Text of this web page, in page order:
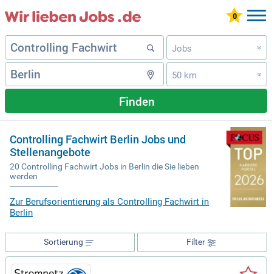
Jobs »
50 km »
Finden
Controlling Fachwirt Berlin Jobs und
Stellenangebote
20 Controlling Fachwirt Jobs in Berlin die Sie lieben
werden
Zur Berufsorientierung als Controlling Fachwirt in
Berlin
Filter
Sortierung